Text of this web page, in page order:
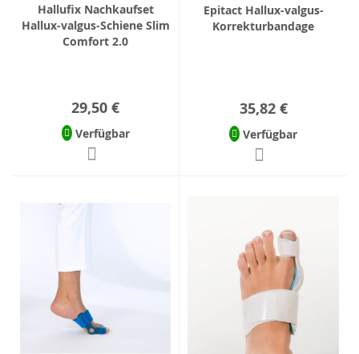
Hallufix Nachkaufset
Hallux-valgus-Schiene Slim
Comfort 2.0
29,50 €
Verfügbar
Epitact Hallux-valgus-
Korrekturbandage
35,82 €
Verfügbar